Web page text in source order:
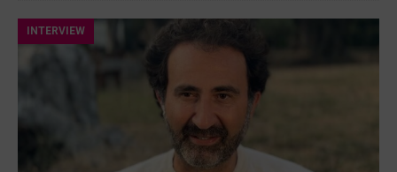
INTERVIEW